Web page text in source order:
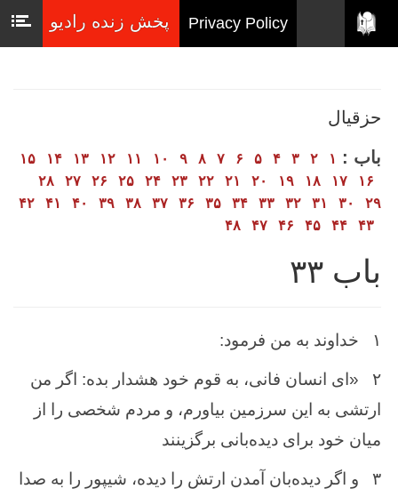
پخش زنده رادیو Privacy Policy
حزقیال
باب : ۱ ۲ ۳ ۴ ۵ ۶ ۷ ۸ ۹ ۱۰ ۱۱ ۱۲ ۱۳ ۱۴
۱۵
۱۶
۱۷ ۱۸ ۱۹ ۲۰ ۲۱ ۲۲ ۲۳ ۲۴ ۲۵ ۲۶ ۲۷
۲۸
۲۹
۳۰ ۳۱ ۳۲ ۳۳ ۳۴ ۳۵ ۳۶ ۳۷ ۳۸ ۳۹ ۴۰ ۴۱
۴۲
۴۳
۴۴ ۴۵ ۴۶ ۴۷ ۴۸
باب ۳۳
۱ خداوند به من فرمود:
۲
«ای انسان فانی، به قوم خود هشدار بده: اگر من
ارتشی به این سرزمین بیاورم، و مردم شخصی را از
میان خود برای دیده‌بانی برگزینند
۳
و اگر دیده‌بان آمدن ارتش را دیده، شیپور را به صدا